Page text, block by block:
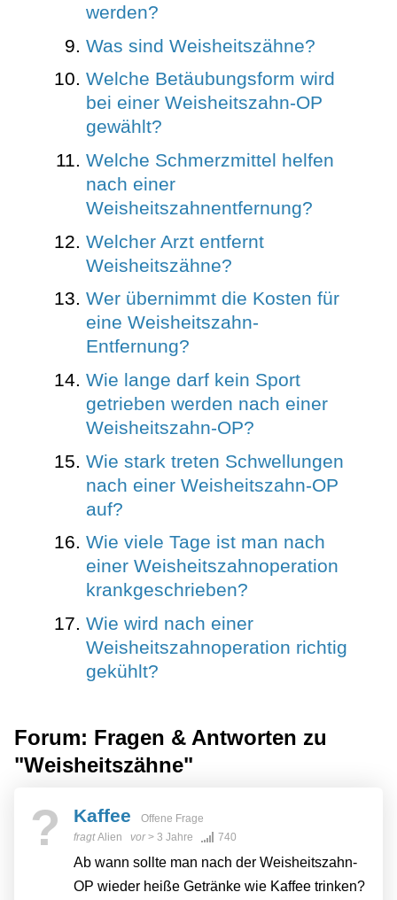
werden?
Was sind Weisheitszähne?
Welche Betäubungsform wird
bei einer Weisheitszahn-OP
gewählt?
Welche Schmerzmittel helfen
nach einer
Weisheitszahnentfernung?
Welcher Arzt entfernt
Weisheitszähne?
Wer übernimmt die Kosten für
eine Weisheitszahn-
Entfernung?
Wie lange darf kein Sport
getrieben werden nach einer
Weisheitszahn-OP?
Wie stark treten Schwellungen
nach einer Weisheitszahn-OP
auf?
Wie viele Tage ist man nach
einer Weisheitszahnoperation
krankgeschrieben?
Wie wird nach einer
Weisheitszahnoperation richtig
gekühlt?
Forum: Fragen & Antworten zu
"Weisheitszähne"
? Kaffee
Offene Frage
fragtAlien vor> 3 Jahre 740
Ab wann sollte man nach der Weisheitszahn-
OP wieder heiße Getränke wie Kaffee trinken?